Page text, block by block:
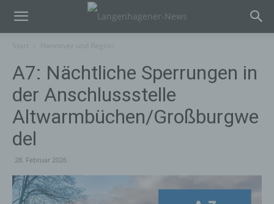
A7: Nächtliche Sperrungen in
der Anschlussstelle
Altwarmbüchen/Großburgwe
del
28. Februar 2026